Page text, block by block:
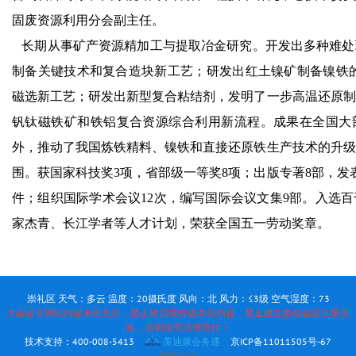
固废资源利用分会副主任。
长期从事矿产资源精加工与提取冶金研究。开发出多种难
制备关键技术和复合造块新工艺；研发出红土镍矿制备镍铁
磁选新工艺；研发出新型复合粘结剂，发明了一步高温还原
钒钛磁铁矿和铁铝复合资源综合利用新流程。成果在全国
外，推动了我国炼铁精料、镍铁和直接还原铁生产技术的升
围。获国家科技奖3项，省部级一等奖8项；出版专著8部，发
件；组织国际学术会议12次，编写国际会议文集9部。入选
家杰青、长江学者等人才计划，荣获全国五一劳动奖章。
崇礼区 天气：多云 温度：20摄氏度 风向：北 风力：≤3级 空气湿度：73
大会官方网站内容未经允许，禁止拷贝或转载本站内容，禁止建立类似会议注册页
面，否则追究法律责任！
技术支持：400-008-5413
美迪康会务通
京ICP备11011505号-67